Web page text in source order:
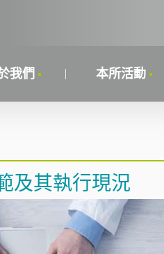
我們 本所活動
及其執行現況